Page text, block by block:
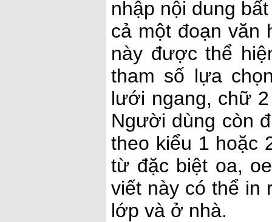
nhập nội dung
cả một đoạn văn
này được thể
tham số lựa
lưới ngang, chữ
Người dùng còn
theo kiểu 1 hoặc
từ đặc biệt oa,
viết này có thể in
lớp và ở nhà.